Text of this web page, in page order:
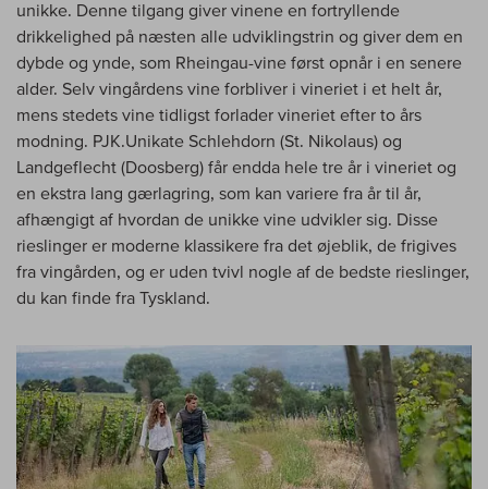
unikke. Denne tilgang giver vinene en fortryllende
drikkelighed på næsten alle udviklingstrin og giver dem en
dybde og ynde, som Rheingau-vine først opnår i en senere
alder. Selv vingårdens vine forbliver i vineriet i et helt år,
mens stedets vine tidligst forlader vineriet efter to års
modning. PJK.Unikate Schlehdorn (St. Nikolaus) og
Landgeflecht (Doosberg) får endda hele tre år i vineriet og
en ekstra lang gærlagring, som kan variere fra år til år,
afhængigt af hvordan de unikke vine udvikler sig. Disse
rieslinger er moderne klassikere fra det øjeblik, de frigives
fra vingården, og er uden tvivl nogle af de bedste rieslinger,
du kan finde fra Tyskland.